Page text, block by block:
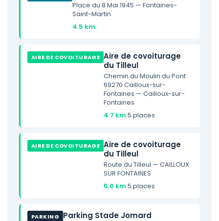
Place du 8 Mai 1945 — Fontaines-
Saint-Martin
4.5 km
AIRE DE COVOITURAGE Aire de covoiturage
du Tilleul
Chemin du Moulin du Pont
69270 Cailloux-sur-
Fontaines — Cailloux-sur-
Fontaines
4.7 km·5 places
AIRE DE COVOITURAGE Aire de covoiturage
du Tilleul
Route du Tilleul — CAILLOUX
SUR FONTAINES
5.0 km·5 places
PARKING Parking Stade Jomard